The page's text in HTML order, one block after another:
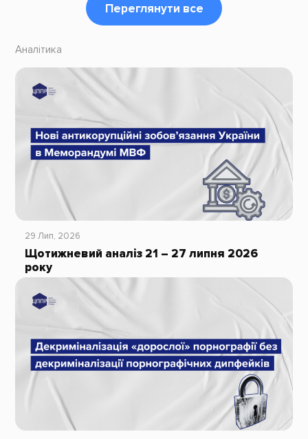
Переглянути все
Аналітика
29 Лип, 2026
Щотижневий аналіз 21 – 27 липня 2026
року